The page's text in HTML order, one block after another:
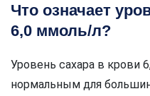
Что означает
6,0 ммоль/л?
Уровень сахара в крови
нормальным для